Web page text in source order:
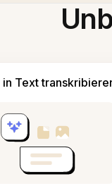
in Text